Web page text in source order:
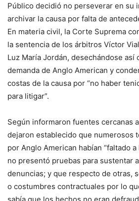
Público decidió no perseverar en su
archivar la causa por falta de
En materia civil, la Corte Suprema
la sentencia de los árbitros Víctor
Luz María Jordán, desechándose así
demanda de Anglo American y
costas de la causa por “no haber
para litigar”.
Según informaron fuentes cercanas
dejaron establecido que numerosos
por Anglo American habían “faltado
no presentó pruebas para sustentar
denuncias; y que respecto de otras,
o costumbres contractuales por lo
sabía que los hechos no eran